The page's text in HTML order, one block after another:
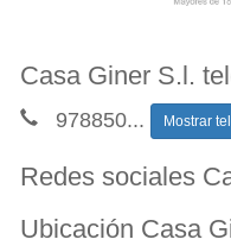
Casa Giner S.l.
978850... Mostrar
Redes sociales
Ubicación Casa